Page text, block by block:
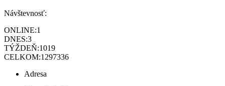
Návštevnosť:
ONLINE:1
DNES:3
TÝŽDEŇ:1019
CELKOM:1297336
Adresa